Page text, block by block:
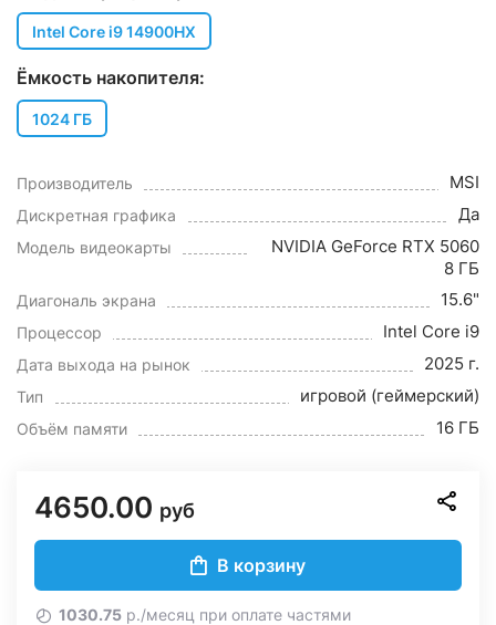
Intel Core i9 14900HX
Ёмкость накопителя:
1024 ГБ
Производитель MSI
Дискретная графика Да
Модель видеокарты
NVIDIA GeForce RTX 5060
8 ГБ
Диагональ экрана 15.6"
Процессор Intel Core i9
Дата выхода на рынок 2025 г.
Тип игровой (геймерский)
Объём памяти 16 ГБ
4650.00 руб
В корзину
1030.75 р./месяц при оплате частями